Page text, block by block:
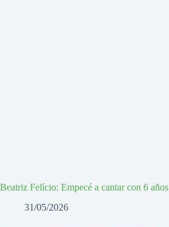
Beatriz Felício: Empecé a cantar con 6 años
31/05/2026